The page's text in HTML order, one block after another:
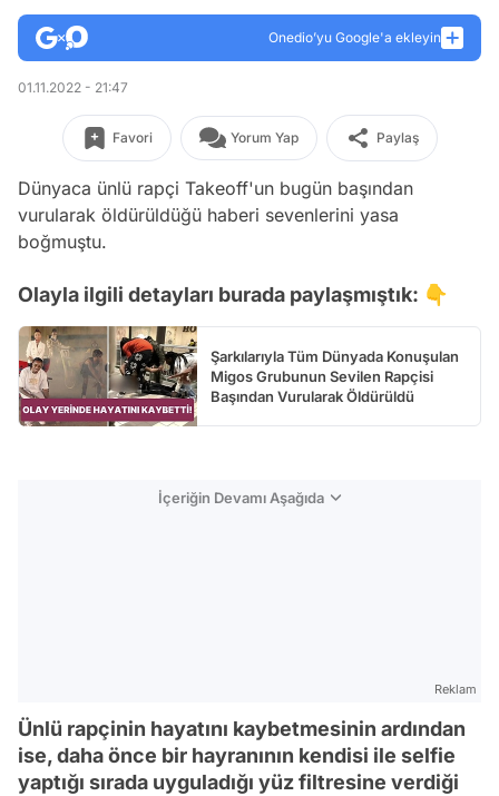
Onedio’yu Google'a ekleyin
01.11.2022 - 21:47
Favori Yorum Yap Paylaş
Dünyaca ünlü rapçi Takeoff'un bugün başından
vurularak öldürüldüğü haberi sevenlerini yasa
boğmuştu.
Olayla ilgili detayları burada paylaşmıştık: 👇
Şarkılarıyla Tüm Dünyada Konuşulan
Migos Grubunun Sevilen Rapçisi
Başından Vurularak Öldürüldü
İçeriğin Devamı Aşağıda
Reklam
Ünlü rapçinin hayatını kaybetmesinin ardından
ise, daha önce bir hayranının kendisi ile selfie
yaptığı sırada uyguladığı yüz filtresine verdiği